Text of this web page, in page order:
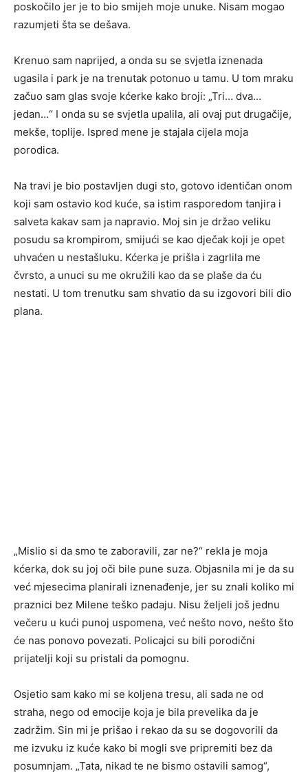
poskočilo jer je to bio smijeh moje unuke. Nisam mogao
razumjeti šta se dešava.
Krenuo sam naprijed, a onda su se svjetla iznenada
ugasila i park je na trenutak potonuo u tamu. U tom mraku
začuo sam glas svoje kćerke kako broji: „Tri… dva…
jedan…“ I onda su se svjetla upalila, ali ovaj put drugačije,
mekše, toplije. Ispred mene je stajala cijela moja
porodica.
Na travi je bio postavljen dugi sto, gotovo identičan onom
koji sam ostavio kod kuće, sa istim rasporedom tanjira i
salveta kakav sam ja napravio. Moj sin je držao veliku
posudu sa krompirom, smijući se kao dječak koji je opet
uhvaćen u nestašluku. Kćerka je prišla i zagrlila me
čvrsto, a unuci su me okružili kao da se plaše da ću
nestati. U tom trenutku sam shvatio da su izgovori bili dio
plana.
„Mislio si da smo te zaboravili, zar ne?“ rekla je moja
kćerka, dok su joj oči bile pune suza. Objasnila mi je da su
već mjesecima planirali iznenađenje, jer su znali koliko mi
praznici bez Milene teško padaju. Nisu željeli još jednu
večeru u kući punoj uspomena, već nešto novo, nešto što
će nas ponovo povezati. Policajci su bili porodični
prijatelji koji su pristali da pomognu.
Osjetio sam kako mi se koljena tresu, ali sada ne od
straha, nego od emocije koja je bila prevelika da je
zadržim. Sin mi je prišao i rekao da su se dogovorili da
me izvuku iz kuće kako bi mogli sve pripremiti bez da
posumnjam. „Tata, nikad te ne bismo ostavili samog“,